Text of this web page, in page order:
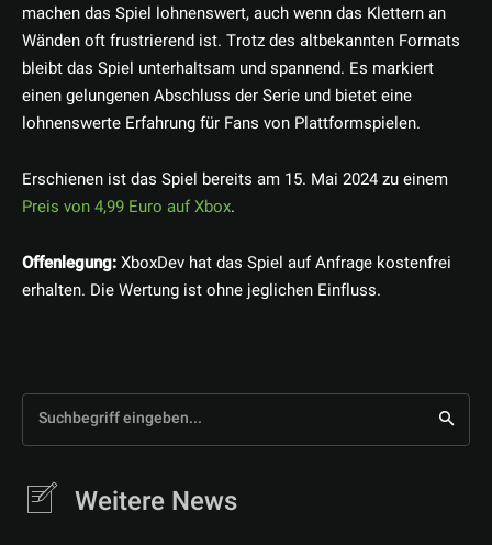
machen das Spiel lohnenswert, auch wenn das Klettern an
Wänden oft frustrierend ist. Trotz des altbekannten Formats
bleibt das Spiel unterhaltsam und spannend. Es markiert
einen gelungenen Abschluss der Serie und bietet eine
lohnenswerte Erfahrung für Fans von Plattformspielen.
Erschienen ist das Spiel bereits am 15. Mai 2024 zu einem
Preis von 4,99 Euro auf Xbox.
Offenlegung:XboxDev hat das Spiel auf Anfrage kostenfrei
erhalten. Die Wertung ist ohne jeglichen Einfluss.
Suchbegriff eingeben...
Weitere News